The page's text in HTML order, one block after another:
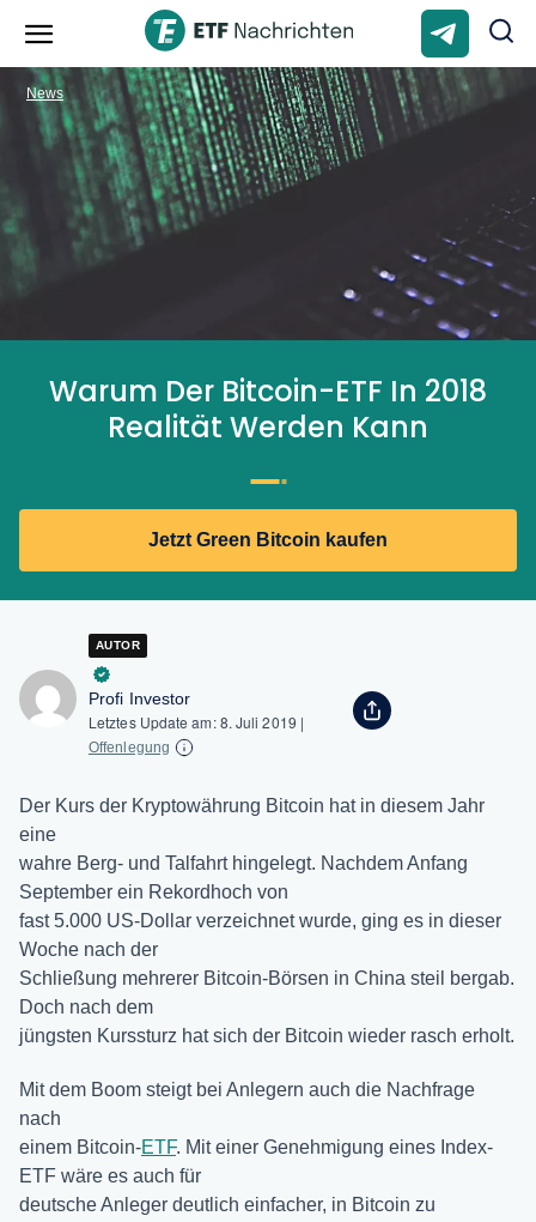
Warum Der Bitcoin-ETF In 2018
Realität Werden Kann
Jetzt Green Bitcoin kaufen
News
AUTOR
Profi Investor
Letztes Update am:8. Juli 2019 |
Offenlegung
Der Kurs der Kryptowährung Bitcoin hat in diesem Jahr
eine
wahre Berg- und Talfahrt hingelegt. Nachdem Anfang
September ein Rekordhoch von
fast 5.000 US-Dollar verzeichnet wurde, ging es in dieser
Woche nach der
Schließung mehrerer Bitcoin-Börsen in China steil bergab.
Doch nach dem
jüngsten Kurssturz hat sich der Bitcoin wieder rasch erholt.
Mit dem Boom steigt bei Anlegern auch die Nachfrage
nach
einem Bitcoin-ETF. Mit einer Genehmigung eines Index-
ETF wäre es auch für
deutsche Anleger deutlich einfacher, in Bitcoin zu